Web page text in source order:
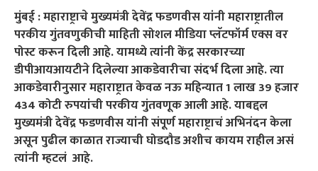
मुंबई : महाराष्ट्राचे मुख्यमंत्री देवेंद्र फडणवीस यांनी महाराष्ट्रातील
परकीय गुंतवणुकीची माहिती सोशल मीडिया प्लॅटफॉर्म एक्स वर
पोस्ट करून दिली आहे. यामध्ये त्यांनी केंद्र सरकारच्या
डीपीआयआयटीने दिलेल्या आकडेवारीचा संदर्भ दिला आहे. त्या
आकडेवारीनुसार महाराष्ट्रात केवळ नऊ महिन्यात 1 लाख 39 हजार
434 कोटी रुपयांची परकीय गुंतवणूक आली आहे. याबद्दल
मुख्यमंत्री देवेंद्र फडणवीस यांनी संपूर्ण महाराष्ट्राचं अभिनंदन केला
असून पुढील काळात राज्याची घोडदौड अशीच कायम राहील असं
त्यांनी म्हटलं आहे.